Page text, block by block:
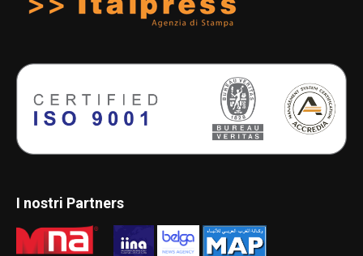
I nostri Partners